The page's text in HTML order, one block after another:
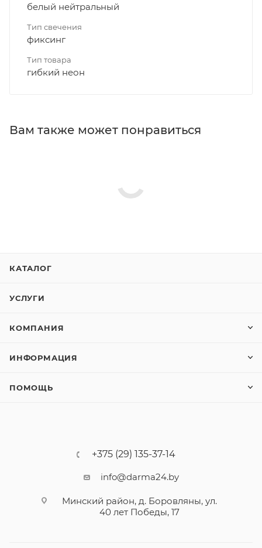
белый нейтральный
Тип свечения
фиксинг
Тип товара
гибкий неон
Вам также может понравиться
КАТАЛОГ
УСЛУГИ
КОМПАНИЯ
ИНФОРМАЦИЯ
ПОМОЩЬ
+375 (29) 135-37-14
info@darma24.by
Минский район, д. Боровляны, ул.
40 лет Победы, 17